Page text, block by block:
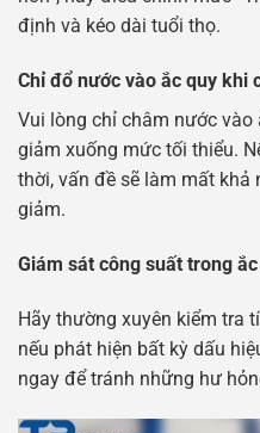
định và kéo dài tuổi thọ.
Chỉ đổ nước vào ắc quy khi
Vui lòng chỉ châm nước
giảm xuống mức tối thiểu.
thời, vấn đề sẽ làm mất
giảm.
Giám sát công suất trong
Hãy thường xuyên kiểm tra
nếu phát hiện bất kỳ dấu
ngay để tránh những hư